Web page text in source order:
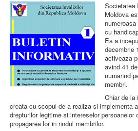
Societatea
Moldova
cu
Ea a
decembrie
activeaza
avind 41
numarind
membri.
Chiar de la
creata cu scopul de a realiza si implementa
drepturilor legitime si intereselor persoanelor
propagarea lor in rindul membrilor.